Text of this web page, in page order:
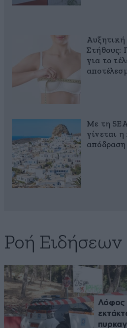
Στήθους:
για το
Με τη
γίνεται
Ροή Ειδήσεων
Λόφος